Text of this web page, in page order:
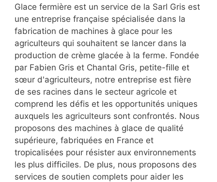
Glace fermière est un service de la Sarl Gris est
une entreprise française spécialisée dans la
fabrication de machines à glace pour les
agriculteurs qui souhaitent se lancer dans la
production de crème glacée à la ferme. Fondée
par Fabien Gris et Chantal Gris, petite-fille et
sœur d'agriculteurs, notre entreprise est fière
de ses racines dans le secteur agricole et
comprend les défis et les opportunités uniques
auxquels les agriculteurs sont confrontés. Nous
proposons des machines à glace de qualité
supérieure, fabriquées en France et
tropicalisées pour résister aux environnements
les plus difficiles. De plus, nous proposons des
services de soutien complets pour aider les